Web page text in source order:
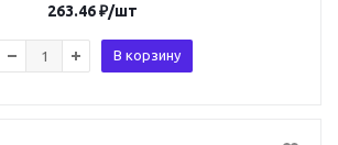
263.46₽/шт
В корзину